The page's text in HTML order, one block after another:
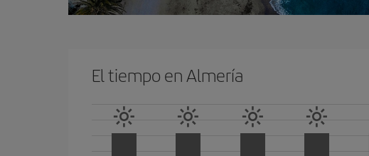
El tiempo en Almería